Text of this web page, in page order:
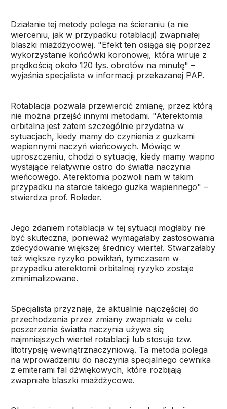
Działanie tej metody polega na ścieraniu (a nie
wierceniu, jak w przypadku rotablacji) zwapniałej
blaszki miażdżycowej. "Efekt ten osiąga się poprzez
wykorzystanie końcówki koronowej, która wiruje z
prędkością około 120 tys. obrotów na minutę" –
wyjaśnia specjalista w informacji przekazanej PAP.
Rotablacja pozwala przewiercić zmianę, przez którą
nie można przejść innymi metodami. "Aterektomia
orbitalna jest zatem szczególnie przydatna w
sytuacjach, kiedy mamy do czynienia z guzkami
wapiennymi naczyń wieńcowych. Mówiąc w
uproszczeniu, chodzi o sytuację, kiedy mamy wapno
wystające relatywnie ostro do światła naczynia
wieńcowego. Aterektomia pozwoli nam w takim
przypadku na starcie takiego guzka wapiennego" –
stwierdza prof. Roleder.
Jego zdaniem rotablacja w tej sytuacji mogłaby nie
być skuteczna, ponieważ wymagałaby zastosowania
zdecydowanie większej średnicy wierteł. Stwarzałaby
też większe ryzyko powikłań, tymczasem w
przypadku aterektomii orbitalnej ryzyko zostaje
zminimalizowane.
Specjalista przyznaje, że aktualnie najczęściej do
przechodzenia przez zmiany zwapniałe w celu
poszerzenia światła naczynia używa się
najmniejszych wierteł rotablacji lub stosuje tzw.
litotrypsję wewnątrznaczyniową. Ta metoda polega
na wprowadzeniu do naczynia specjalnego cewnika
z emiterami fal dźwiękowych, które rozbijają
zwapniałe blaszki miażdżycowe.